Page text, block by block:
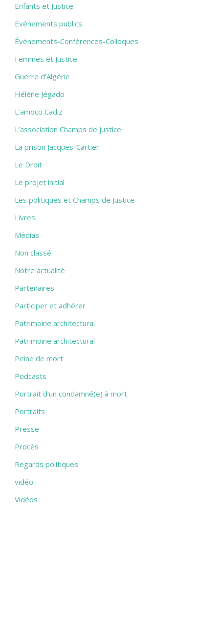
Enfants et Justice
Evénements publics.
Évènements-Conférences-Colloques
Femmes et Justice
Guerre d'Algérie
Hélène Jégado
L’amoco Cadiz
L’association Champs de justice
La prison Jacques-Cartier
Le Droit
Le projet initial
Les politiques et Champs de Justice
Livres
Médias
Non classé
Notre actualité
Partenaires
Participer et adhérer
Patrimoine architectural
Patrimoine architectural
Peine de mort
Podcasts
Portrait d'un condamné(e) à mort
Portraits
Presse
Procès
Regards politiques
vidéo
Vidéos